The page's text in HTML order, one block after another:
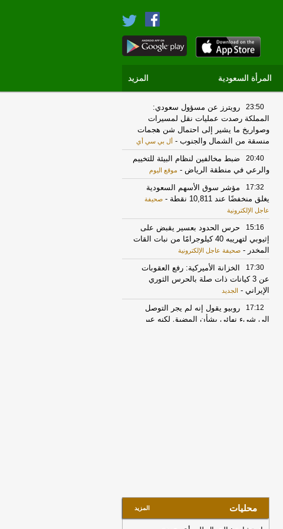
المرأة السعودية المزيد
23:50
رويترز عن مسؤول سعودي:
المملكة رصدت عمليات نقل لمسيرات
وصواريخ ما يشير إلى احتمال شن هجمات
منسقة من الشمال والجنوب - أل بي سي أي
20:40
ضبط مخالفين لنظام البيئة للتخييم
والرعي في منطقة الرياض - موقع اليوم
17:32
مؤشر سوق الأسهم السعودية
يغلق منخفضًا عند 10,811 نقطة
- صحيفة
عاجل الإلكترونية
15:16
حرس الحدود بعسير يقبض على
إثيوبي لتهريبه 40 كيلوجرامًا من نبات القات
المخدر - صحيفة عاجل الإلكترونية
17:30
الخزانة الأميركية: رفع العقوبات
عن 3 كيانات ذات صلة بالحرس الثوري
الإيراني - الجديد
17:12
روبيو يقول إنه لم يجر التوصل
الى شيء نهائي بشأن المضيق لكنه عبر
التصعيد -
22:02
مركز الملك سلمان للإغاثة يقدّم
محليات المزيد